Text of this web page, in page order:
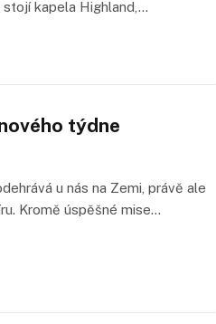
kapela Highland,…
týdne
u nás na Zemi, právě ale
Kromě úspěšné mise…